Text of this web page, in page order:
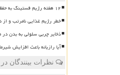
۱۲ هفته رژیم فستینگ به حفظ کاهش وزن در یک سال بعد کمک نماید
خطر رژیم غذایی نامرتب و
ذخایر چربی سلولی به بدن در
آیا رازیانه باعث افزایش
نظرات بینندگان